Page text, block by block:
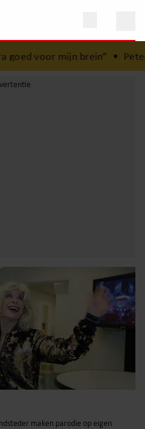
mijn brein” •Peter Faber
maken parodie op eigen